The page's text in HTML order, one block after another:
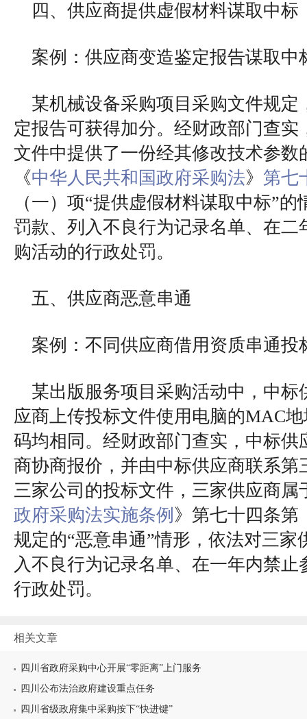
四、供应商提供虚假材料谋取中标
案例：供应商变造鉴定报告谋取中
某机械设备采购项目采购文件规定
定报告可获得加分。经财政部门查实
文件中提供了一份经其修改技术参数
《中华人民共和国政府采购法》 第七
（一）项“提供虚假材料谋取中标”
罚款、列入不良行为记录名单、在二
购活动的行政处罚。
五、供应商恶意串通
案例：不同供应商借用资质串通投
某出版服务项目采购活动中，中标
应商上传投标文件使用电脑的MAC
码均相同。经财政部门查实，中标供
商协商报价，并由中标供应商联系第
三家公司的投标文件，三家供应商属
政府采购法实施条例 》第七十四条第
规定的“恶意串通”情形，依法对三家
入不良行为记录名单、在一年内禁止
行政处罚。
相关文章
四川省政府采购中心开展“零距离”上门服务
四川公布法治政府建设重点任务
四川省级政府集中采购按下“快进键”